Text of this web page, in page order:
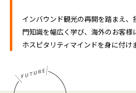
インバウンド観光の再開を踏まえ
門知識を幅広く学び、海外のお客様
ホスピタリティマインドを身に付け